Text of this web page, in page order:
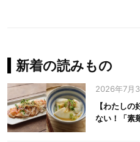
新着の読みもの
2026年7月
【わたし
ない！「素